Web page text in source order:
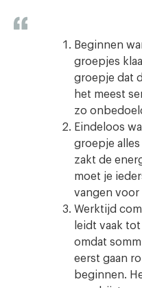
Beginnen
groepjes
groepje dat
het meest
zo
Eindeloos
groepje
zakt de
moet je
vangen voor
Werktijd
leidt vaak
omdat
eerst gaan
beginnen.